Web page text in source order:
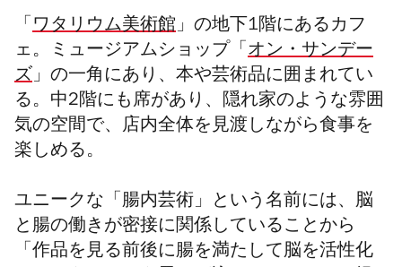
「 ワタリウム美術館」の地下1階にあるカフ
ェ。ミュージアムショップ「 オン・サンデー
ズ」の一角にあり、本や芸術品に囲まれてい
る。中2階にも席があり、隠れ家のような雰囲
気の空間で、店内全体を見渡しながら食事を
楽しめる。
ユニークな「腸内芸術」という名前には、脳
と腸の働きが密接に関係していることから
「作品を見る前後に腸を満たして脳を活性化